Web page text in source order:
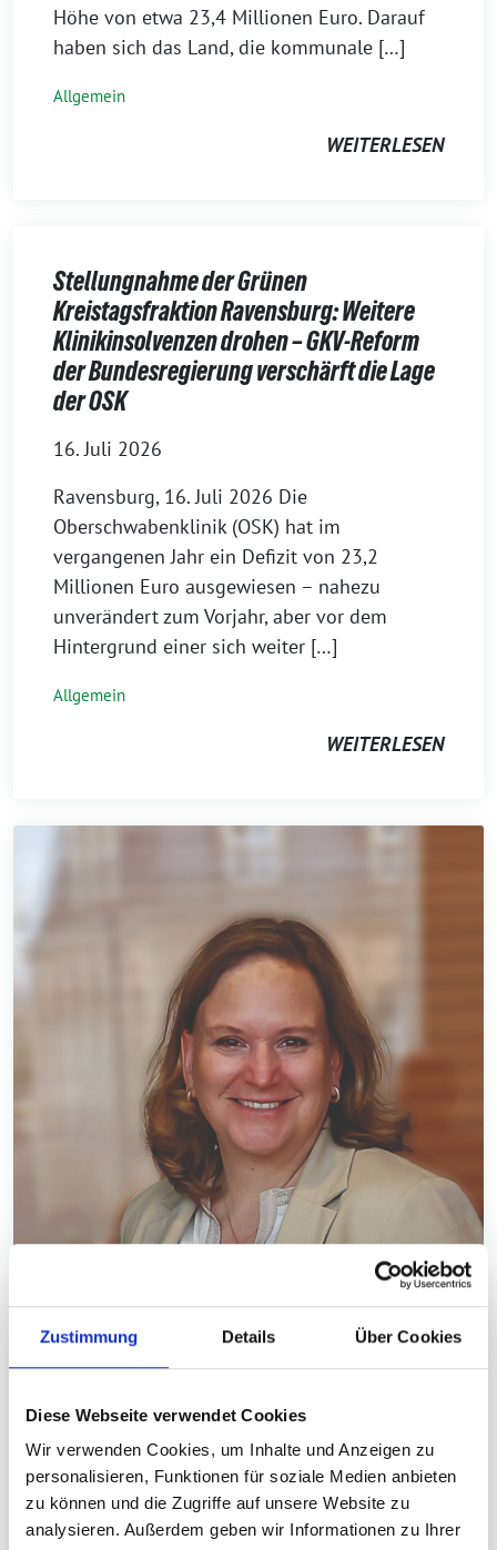
Zustimmung Details Über Cookies
Diese Webseite verwendet Cookies
Wir verwenden Cookies, um Inhalte und Anzeigen zu
personalisieren, Funktionen für soziale Medien anbieten
zu können und die Zugriffe auf unsere Website zu
analysieren. Außerdem geben wir Informationen zu Ihrer
Höhe von etwa 23,4 Millionen Euro. Darauf
haben sich das Land, die kommunale […]
Allgemein
WEITERLESEN
Stellungnahme der Grünen
Kreistagsfraktion Ravensburg: Weitere
Klinikinsolvenzen drohen – GKV-Reform
der Bundesregierung verschärft die Lage
der OSK
16. Juli 2026
Ravensburg, 16. Juli 2026 Die
Oberschwabenklinik (OSK) hat im
vergangenen Jahr ein Defizit von 23,2
Millionen Euro ausgewiesen – nahezu
unverändert zum Vorjahr, aber vor dem
Hintergrund einer sich weiter […]
Allgemein
WEITERLESEN